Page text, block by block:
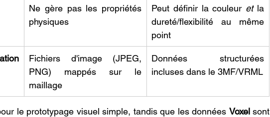
Ne gère pas les propriétés
physiques
Peut définir la couleur et la
dureté/flexibilité au même
point
Fichiers d'image (JPEG,
PNG) mappés sur le
maillage
Données structurées
incluses dans le 3MF/VRML
le prototypage visuel simple, tandis que les données Voxel sont